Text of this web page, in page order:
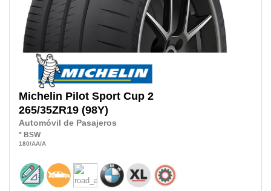
Michelin Pilot Sport Cup 2
265/35ZR19 (98Y)
Automóvil de Pasajeros
* BSW
180/AA/A